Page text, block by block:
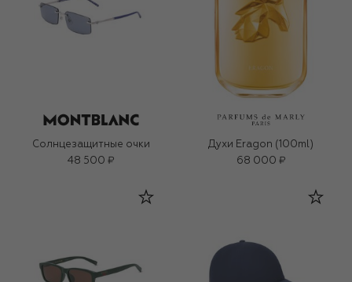
Солнцезащитные очки
48 500 ₽
Духи Eragon (100ml)
68 000 ₽